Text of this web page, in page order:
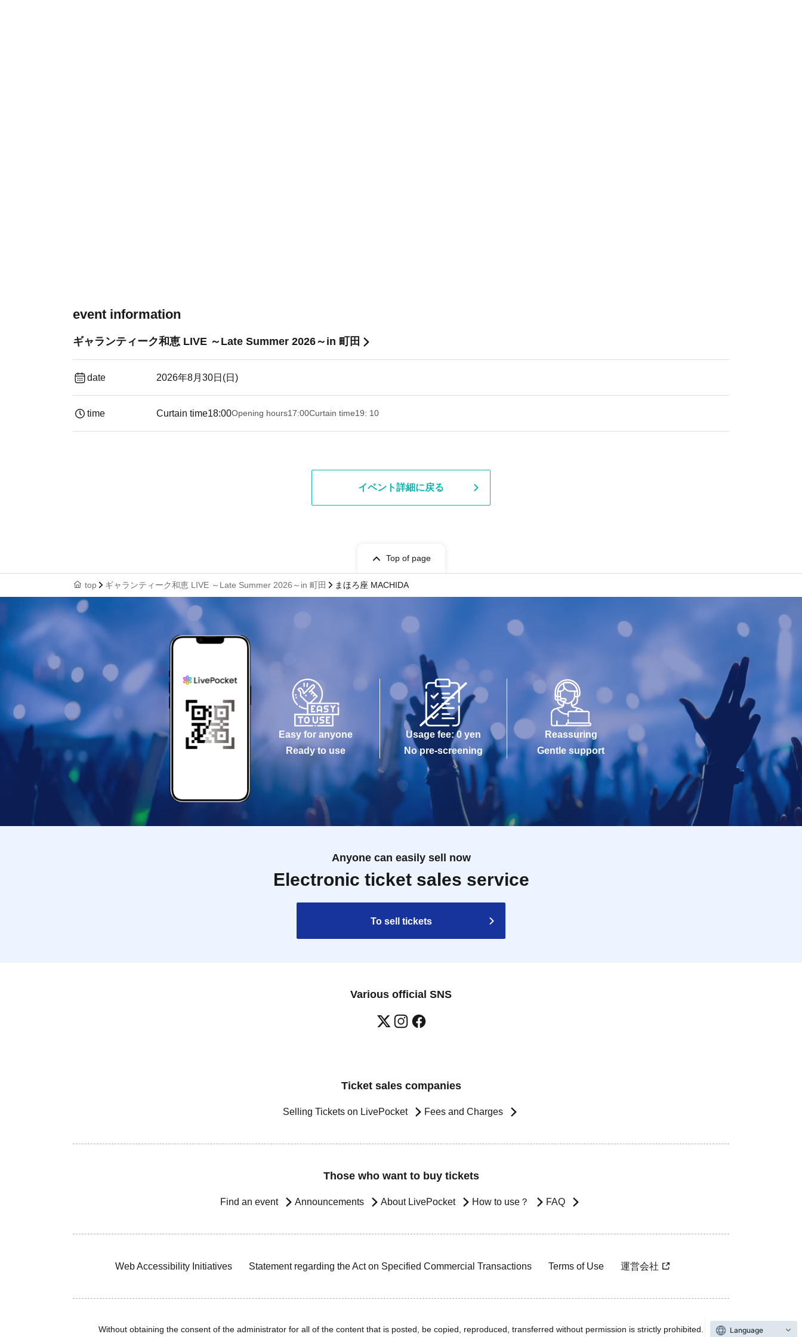
event information
ギャランティーク和恵 LIVE ～Late Summer 2026～in 町田
date 2026年8月30日(日)
time Curtain time18:00Opening hours17:00Curtain time19: 10
イベント詳細に戻る
Top of page
top ギャランティーク和恵 LIVE ～Late Summer 2026～in 町田 まほろ座 MACHIDA
Easy for anyone
Ready to use
Usage fee: 0 yen
No pre-screening
Reassuring
Gentle support
Anyone can easily sell now
Electronic ticket sales service
To sell tickets
Various official SNS
Ticket sales companies
Selling Tickets on LivePocket Fees and Charges
Those who want to buy tickets
Find an event Announcements About LivePocket How to use？ FAQ
Web Accessibility Initiatives Statement regarding the Act on Specified Commercial Transactions Terms of Use 運営会社
Without obtaining the consent of the administrator for all of the content that is posted, be copied, reproduced, transferred without permission is strictly prohibited. Language